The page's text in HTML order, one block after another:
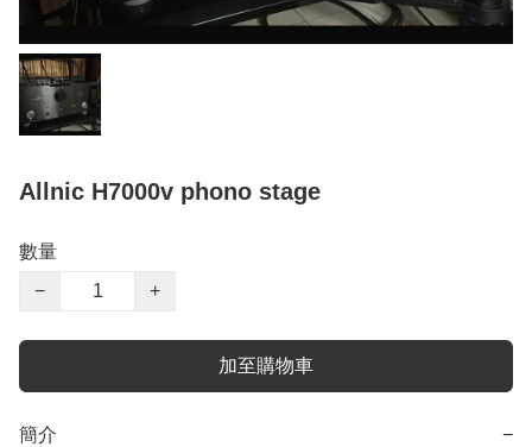
Allnic H7000v phono stage
數量
−
+
加至購物車
簡介 −